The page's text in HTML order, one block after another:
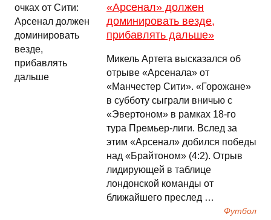
«Арсенал» должен
доминировать везде,
прибавлять дальше»
Микель Артета высказался об
отрыве «Арсенала» от
«Манчестер Сити». «Горожане»
в субботу сыграли вничью с
«Эвертоном» в рамках 18-го
тура Премьер-лиги. Вслед за
этим «Арсенал» добился победы
над «Брайтоном» (4:2). Отрыв
лидирующей в таблице
лондонской команды от
ближайшего преслед …
Футбол